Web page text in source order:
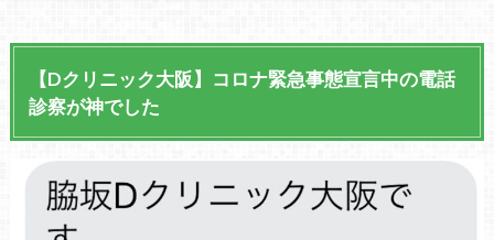
【Dクリニック大阪】コロナ緊急事態宣言中の電話
診察が神でした